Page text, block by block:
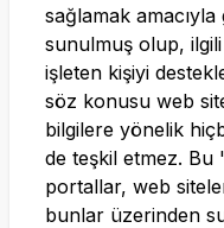
sağlamak amacıyla
sunulmuş olup,
işleten kişiyi
söz konusu web
bilgilere yönelik
de teşkil etmez. Bu
portallar, web
bunlar üzerinden